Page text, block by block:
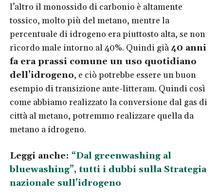
l’altro il monossido di carbonio è altamente
tossico, molto più del metano, mentre la
percentuale di idrogeno era piuttosto alta, se non
ricordo male intorno al 40%. Quindi già 40 anni
fa era prassi comune un uso quotidiano
dell’idrogeno, e ciò potrebbe essere un buon
esempio di transizione ante-litteram. Quindi così
come abbiamo realizzato la conversione dal gas di
città al metano, potremmo realizzare quella da
metano a idrogeno.
Leggi anche: “Dal greenwashing al
bluewashing”, tutti i dubbi sulla Strategia
nazionale sull’idrogeno